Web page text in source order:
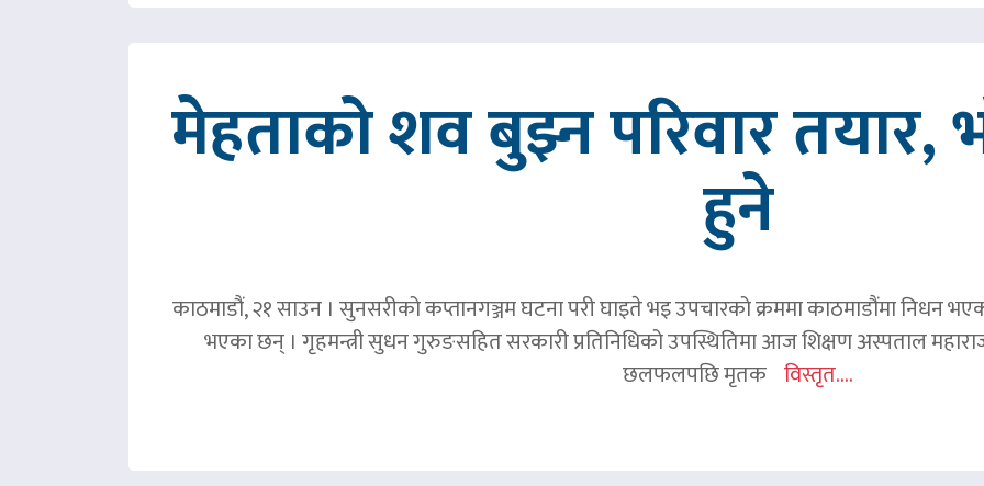
मेहताको शव बुझ्न परिवार तयार,
हुने
काठमाडौं, २१ साउन । सुनसरीको कप्तानगञ्जम घटना परी घाइते भइ उपचारको क्रममा काठमाडौंमा निधन
भएका छन् । गृहमन्त्री सुधन गुरुङसहित सरकारी प्रतिनिधिको उपस्थितिमा आज शिक्षण अस्पताल
छलफलपछि मृतक विस्तृत....